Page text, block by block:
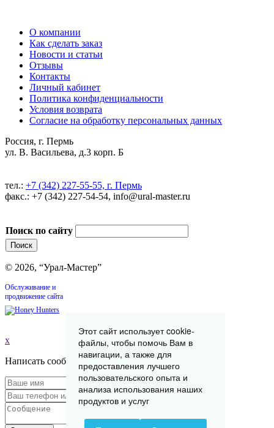
О компании
Как сделать заказ
Новости и статьи
Отзывы
Контакты
Личный кабинет
Политика конфиденциальности
Условия возврата
Согласие на обработку персональных данных
Россия, г. Пермь
ул. В. Васильева, д.3 корп. Б
тел.: +7 (342) 227-55-55, г. Пермь
факс.: +7 (342) 227-54-54, info@ural-master.ru
Поиск по сайту
© 2026, “Урал-Мастер”
Обслуживание и
продвижение сайта
x
Написать сообщение
Этот сайт использует cookie-
файлы, чтобы помочь Вам в
навигации, а также для
предоставления лучшего
пользовательского опыта и
анализа использования наших
продуктов и услуг